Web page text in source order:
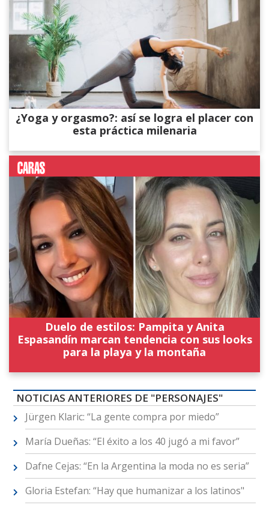
¿Yoga y orgasmo?: así se logra el placer con
esta práctica milenaria
Duelo de estilos: Pampita y Anita
Espasandín marcan tendencia con sus looks
para la playa y la montaña
NOTICIAS ANTERIORES DE "PERSONAJES"
Jürgen Klaric: “La gente compra por miedo”
María Dueñas: “El éxito a los 40 jugó a mi favor”
Dafne Cejas: “En la Argentina la moda no es seria”
Gloria Estefan: “Hay que humanizar a los latinos"